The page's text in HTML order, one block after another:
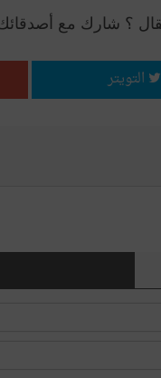
؟ شارك مع
التويتر